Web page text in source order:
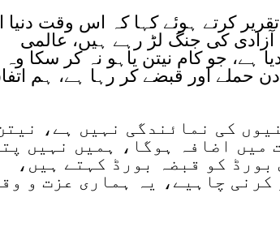
کرتے ہوئے کہا کہ اس وقت دنیا
کی جنگ لڑ رہے ہیں، عالمی
ہے، جو کام نیتن یاہو نہ کر سکا
حملے اور قبضے کر رہا ہے، ہم
کی نمائندگی نہیں ہے،
میں اضافہ ہوگا، ہمیں نہیں
کو قبضہ بورڈ کہتے ہیں،
کرنی چاہیے، یہ ہماری عزت و